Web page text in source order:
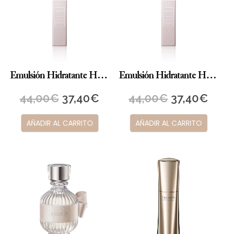
Emulsión Hidratante HYDRA CLARITY
44,00€ 37,40€
AÑADIR AL CARRITO
Emulsión Hidratante HYDRA CLARITY ER
44,00€ 37,40€
AÑADIR AL CARRITO